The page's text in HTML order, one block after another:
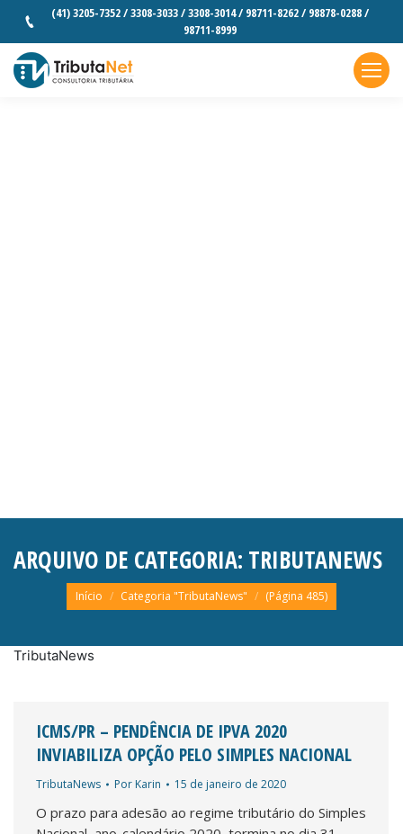
(41) 3205-7352 / 3308-3033 / 3308-3014 / 98711-8262 / 98878-0288 /
98711-8999
ARQUIVO DE CATEGORIA: TRIBUTANEWS
Você está aqui:
Início Categoria "TributaNews" (Página 485)
TributaNews
ICMS/PR – PENDÊNCIA DE IPVA 2020
INVIABILIZA OPÇÃO PELO SIMPLES NACIONAL
TributaNews Por Karin 15 de janeiro de 2020
O prazo para adesão ao regime tributário do Simples